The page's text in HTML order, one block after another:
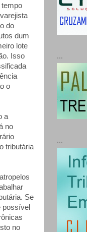
tempo
do
dum
lote
Isso
o
a
no
tributária
Se
possível
no
...
...